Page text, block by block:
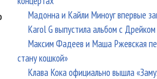
Мадонна и Кайли Миноуг впервые
Karol G выпустила альбом с
Максим Фадеев и Маша Ржевская
стану кошкой»
Клава Кока официально вышла